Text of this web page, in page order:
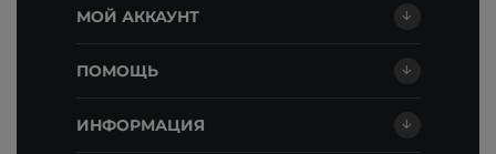
МОЙ АККАУНТ
ПОМОЩЬ
ИНФОРМАЦИЯ